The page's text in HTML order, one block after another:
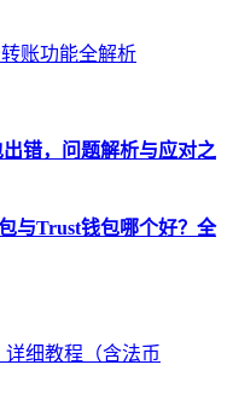
账功能全解析
错，问题解析与应对之
与Trust钱包哪个好？全